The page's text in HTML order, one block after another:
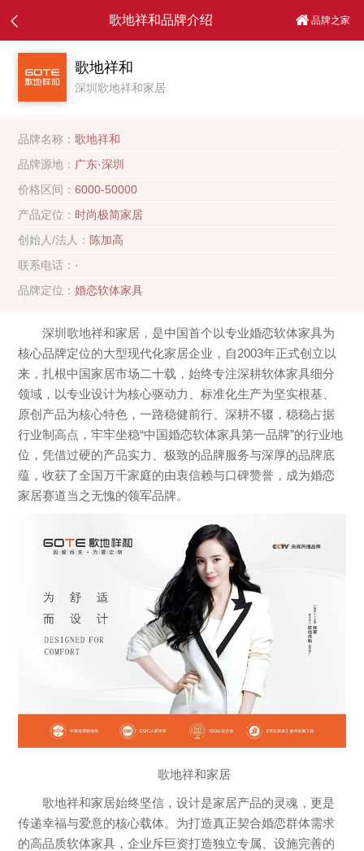
歌地祥和品牌介绍 品牌之家
歌地祥和
深圳歌地祥和家居
品牌名称：歌地祥和
品牌源地： 广东·深圳
价格区间：6000-50000
产品定位： 时尚极简家居
创始人/法人： 陈加高
联系电话： ·
品牌定位：婚恋软体家具
深圳歌地祥和家居，是中国首个以专业婚恋软体家具为
核心品牌定位的大型现代化家居企业，自2003年正式创立以
来，扎根中国家居市场二十载，始终专注深耕软体家具细分
领域，以专业设计为核心驱动力、标准化生产为坚实根基、
原创产品为核心特色，一路稳健前行、深耕不辍，稳稳占据
行业制高点，牢牢坐稳“中国婚恋软体家具第一品牌”的行业地
位，凭借过硬的产品实力、极致的品牌服务与深厚的品牌底
蕴，收获了全国万千家庭的由衷信赖与口碑赞誉，成为婚恋
家居赛道当之无愧的领军品牌。
歌地祥和家居
歌地祥和家居始终坚信，设计是家居产品的灵魂，更是
传递幸福与爱意的核心载体。为打造真正契合婚恋群体需求
的高品质软体家具，企业斥巨资打造独立专属、设施完善的